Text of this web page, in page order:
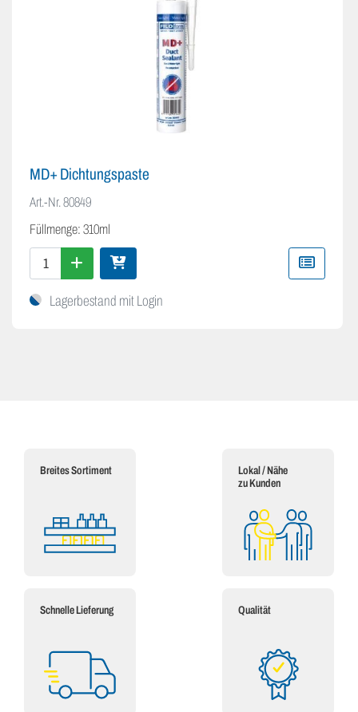
MD+ Dichtungspaste
Art.-Nr.80849
Füllmenge: 310ml
Lagerbestand mit Login
Breites Sortiment
Lokal / Nähe
zu Kunden
Schnelle Lieferung Qualität